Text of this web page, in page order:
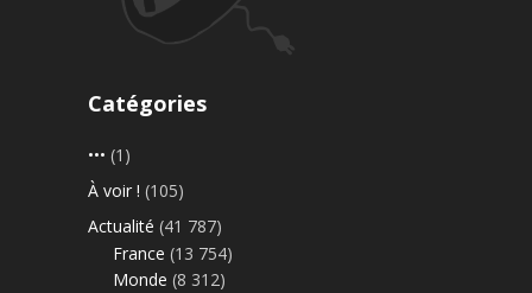
Catégories
••• (1)
À voir ! (105)
Actualité (41 787)
France (13 754)
Monde (8 312)